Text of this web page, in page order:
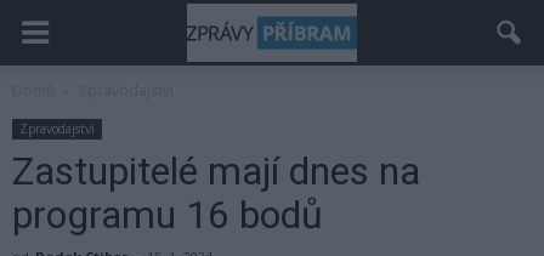
Zpravodajství
Zastupitelé mají dnes na
programu 16 bodů